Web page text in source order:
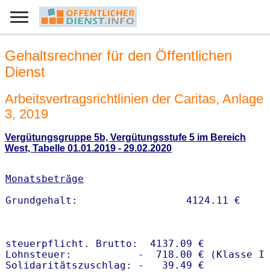
Gehaltsrechner für den Öffentlichen
Dienst
Arbeitsvertragsrichtlinien der Caritas, Anlage
3, 2019
Vergütungsgruppe 5b, Vergütungsstufe 5 im Bereich
West, Tabelle 01.01.2019 - 29.02.2020
Monatsbeträge
steuerpflicht. Brutto:  4137.09 €
Lohnsteuer:           -  718.00 € (Klasse I)
Solidaritätszuschlag: -   39.49 €